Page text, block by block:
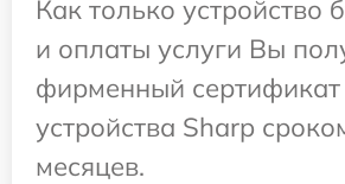
Как только устройство
и оплаты услуги Вы
фирменный
устройства Sharp
месяцев.